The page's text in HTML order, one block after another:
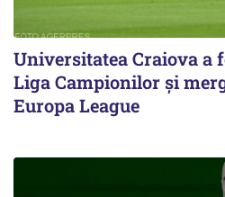
Universitatea Craiova a
Liga Campionilor şi
Europa League